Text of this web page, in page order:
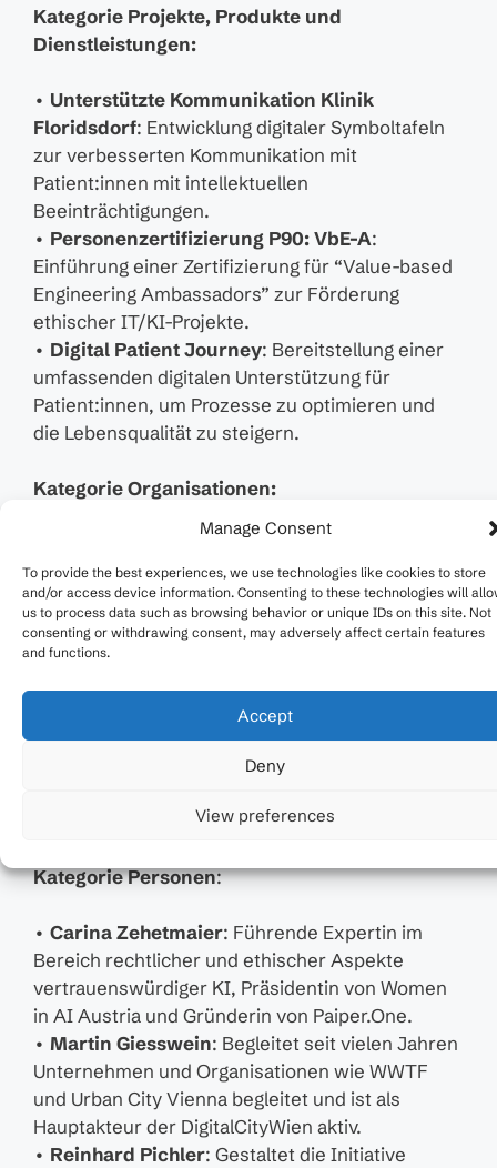
Manage Consent
To provide the best experiences, we use technologies like cookies to store
and/or access device information. Consenting to these technologies will
us to process data such as browsing behavior or unique IDs on this site. Not
consenting or withdrawing consent, may adversely affect certain features
and functions.
Accept
Deny
View preferences
Kategorie Projekte, Produkte und
Dienstleistungen:
• Unterstützte Kommunikation Klinik
Floridsdorf: Entwicklung digitaler Symboltafeln
zur verbesserten Kommunikation mit
Patient:innen mit intellektuellen
Beeinträchtigungen.
• Personenzertifizierung P90: VbE-A:
Einführung einer Zertifizierung für “Value-based
Engineering Ambassadors” zur Förderung
ethischer IT/KI-Projekte.
• Digital Patient Journey: Bereitstellung einer
umfassenden digitalen Unterstützung für
Patient:innen, um Prozesse zu optimieren und
die Lebensqualität zu steigern.
Kategorie Organisationen:
Umsetzung der Prinzipien des Digitalen
Humanismus in Normen und ethischen
Rahmenwerken, einschließlich der Entwicklung
des “Value-based Engineering”-Konzepts.
•epicenter.works
menschenzentrierten Internets.
•VRVis: Integration humanistischer Werte in die
Forschung und Entwicklung von Visual
Kategorie Personen:
• Carina Zehetmaier: Führende Expertin im
Bereich rechtlicher und ethischer Aspekte
vertrauenswürdiger KI, Präsidentin von Women
in AI Austria und Gründerin von Paiper.One.
• Martin Giesswein: Begleitet seit vielen Jahren
Unternehmen und Organisationen wie WWTF
und Urban City Vienna begleitet und ist als
Hauptakteur der DigitalCityWien aktiv.
• Reinhard Pichler: Gestaltet die Initiative